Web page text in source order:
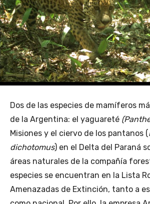
Dos de las especies de mamíferos
de la Argentina: el yaguareté
Misiones y el ciervo de los pantanos (
dichotomus) en el Delta del Paraná
áreas naturales de la compañía
especies se encuentran en la Lista
Amenazadas de Extinción, tanto a